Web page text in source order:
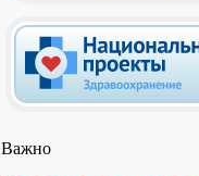
Важно